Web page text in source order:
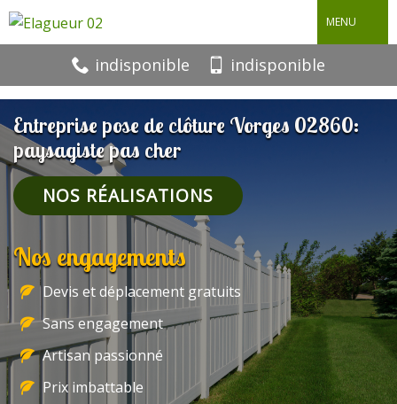
MENU
indisponible indisponible
Entreprise pose de clôture Vorges 02860:
paysagiste pas cher
NOS RÉALISATIONS
Nos engagements
Devis et déplacement gratuits
Sans engagement
Artisan passionné
Prix imbattable